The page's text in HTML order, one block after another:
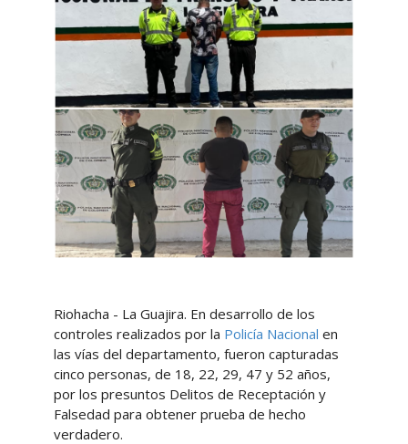
Riohacha - La Guajira. En desarrollo de los
controles realizados por la Policía Nacional en
las vías del departamento, fueron capturadas
cinco personas, de 18, 22, 29, 47 y 52 años,
por los presuntos Delitos de Receptación y
Falsedad para obtener prueba de hecho
verdadero.